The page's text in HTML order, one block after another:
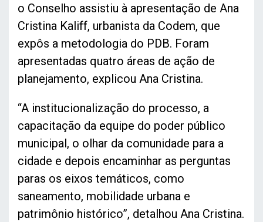
o Conselho assistiu à apresentação de Ana
Cristina Kaliff, urbanista da Codem, que
expôs a metodologia do PDB. Foram
apresentadas quatro áreas de ação de
planejamento, explicou Ana Cristina.
“A institucionalização do processo, a
capacitação da equipe do poder público
municipal, o olhar da comunidade para a
cidade e depois encaminhar as perguntas
paras os eixos temáticos, como
saneamento, mobilidade urbana e
patrimônio histórico”, detalhou Ana Cristina.